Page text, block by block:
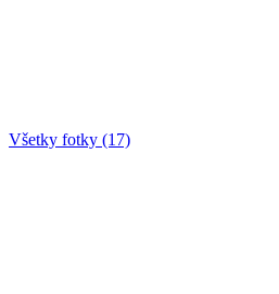
Všetky fotky (17)